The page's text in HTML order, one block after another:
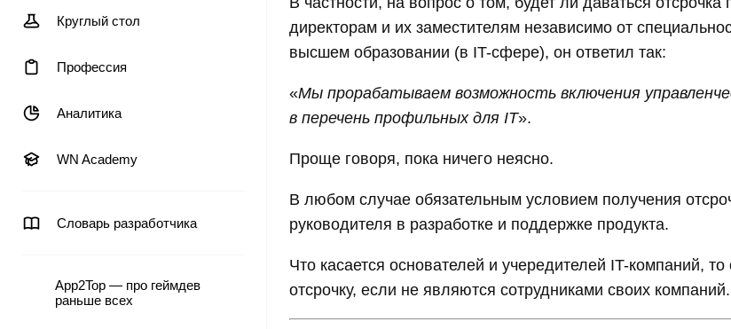
Круглый стол
Профессия
Аналитика
WN Academy
Словарь разработчика
App2Top — про геймдев
раньше всех
директорам и их заместителям независимо от
высшем образовании (в IT-сфере), он ответил так:
«Мы прорабатываем возможность включения
в перечень профильных для IT».
Проще говоря, пока ничего неясно.
В любом случае обязательным условием получения
руководителя в разработке и поддержке продукта.
Что касается основателей и учередителей IT-компаний,
отсрочку, если не являются сотрудниками своих компаний.